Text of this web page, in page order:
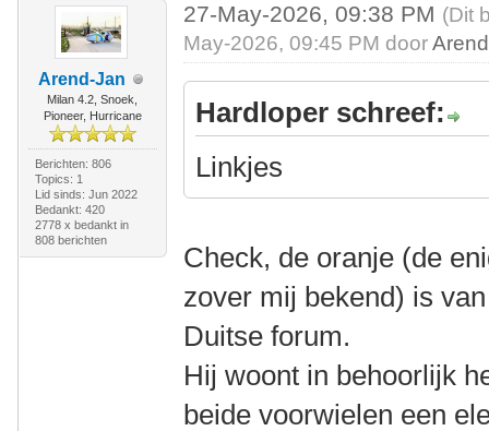
Arend-Jan
Milan 4.2, Snoek,
Pioneer, Hurricane
Berichten: 806
Topics: 1
Lid sinds: Jun 2022
Bedankt: 420
2778 x bedankt in
808 berichten
27-May-2026, 09:38 PM (Dit
May-2026, 09:45 PM door
Hardloper schreef:
Linkjes
Check, de oranje (de
zover mij bekend) is
Duitse forum.
Hij woont in behoorlijk
beide voorwielen een